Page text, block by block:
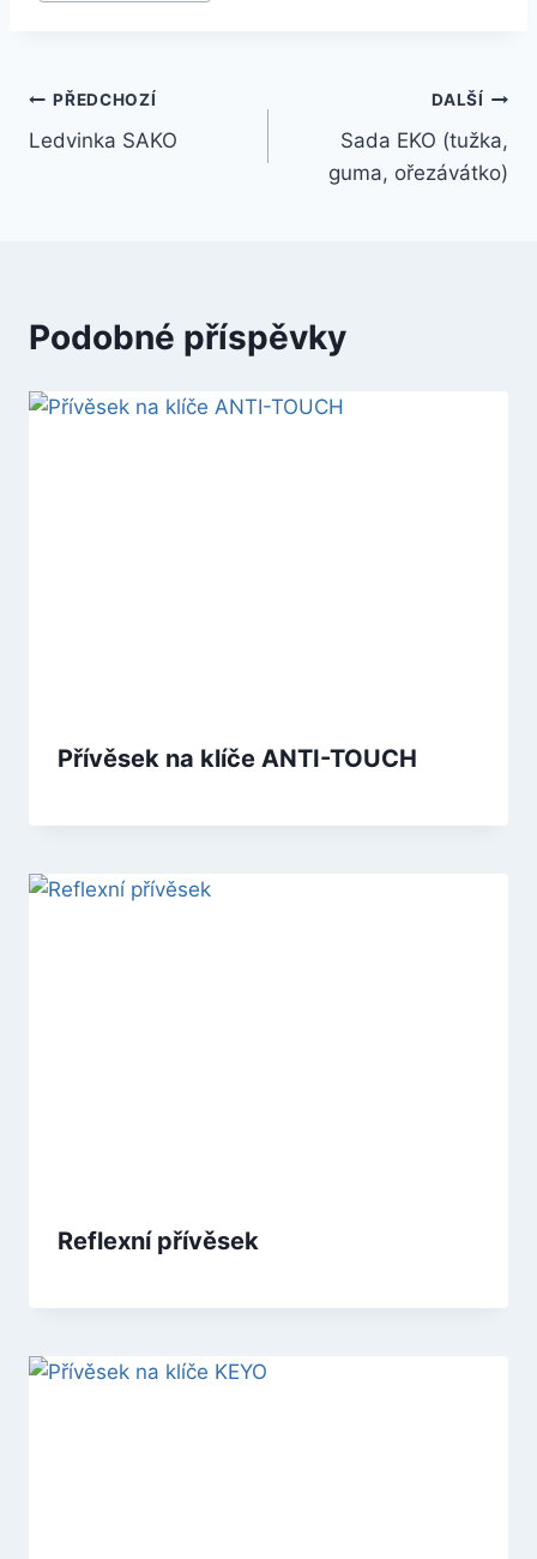
PŘEDCHOZÍ
Ledvinka SAKO
DALŠÍ
Sada EKO (tužka,
guma, ořezávátko)
Podobné příspěvky
Přívěsek na klíče ANTI-TOUCH
Reflexní přívěsek